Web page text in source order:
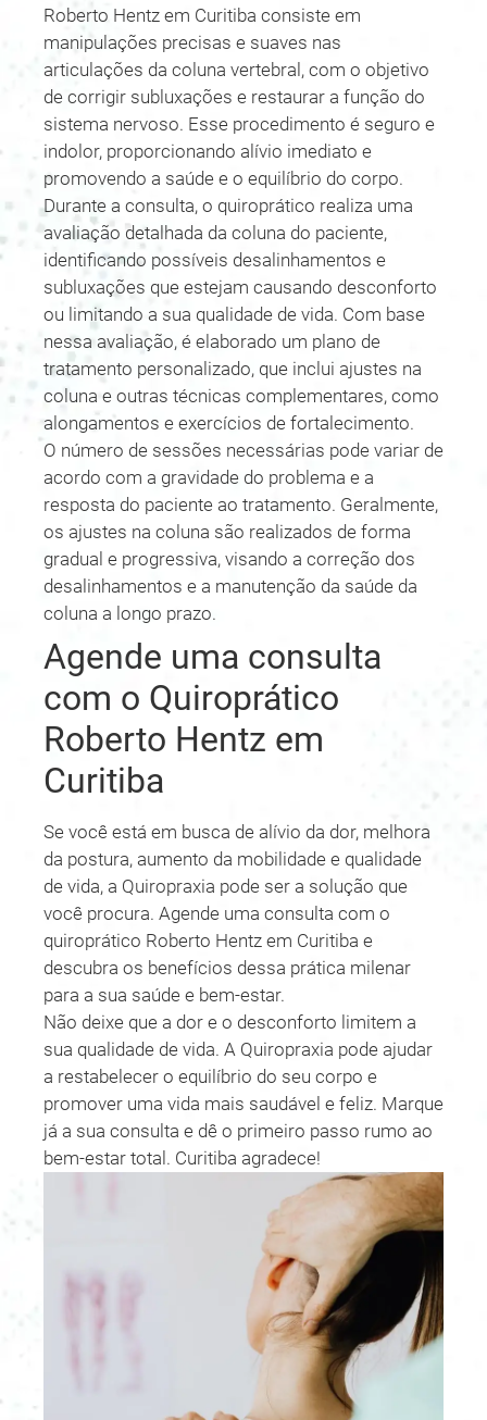
Roberto Hentz em Curitiba consiste em
manipulações precisas e suaves nas
articulações da coluna vertebral, com o objetivo
de corrigir subluxações e restaurar a função do
sistema nervoso. Esse procedimento é seguro e
indolor, proporcionando alívio imediato e
promovendo a saúde e o equilíbrio do corpo.
Durante a consulta, o quiroprático realiza uma
avaliação detalhada da coluna do paciente,
identificando possíveis desalinhamentos e
subluxações que estejam causando desconforto
ou limitando a sua qualidade de vida. Com base
nessa avaliação, é elaborado um plano de
tratamento personalizado, que inclui ajustes na
coluna e outras técnicas complementares, como
alongamentos e exercícios de fortalecimento.
O número de sessões necessárias pode variar de
acordo com a gravidade do problema e a
resposta do paciente ao tratamento. Geralmente,
os ajustes na coluna são realizados de forma
gradual e progressiva, visando a correção dos
desalinhamentos e a manutenção da saúde da
coluna a longo prazo.
Agende uma consulta
com o Quiroprático
Roberto Hentz em
Curitiba
Se você está em busca de alívio da dor, melhora
da postura, aumento da mobilidade e qualidade
de vida, a Quiropraxia pode ser a solução que
você procura. Agende uma consulta com o
quiroprático Roberto Hentz em Curitiba e
descubra os benefícios dessa prática milenar
para a sua saúde e bem-estar.
Não deixe que a dor e o desconforto limitem a
sua qualidade de vida. A Quiropraxia pode ajudar
a restabelecer o equilíbrio do seu corpo e
promover uma vida mais saudável e feliz. Marque
já a sua consulta e dê o primeiro passo rumo ao
bem-estar total. Curitiba agradece!